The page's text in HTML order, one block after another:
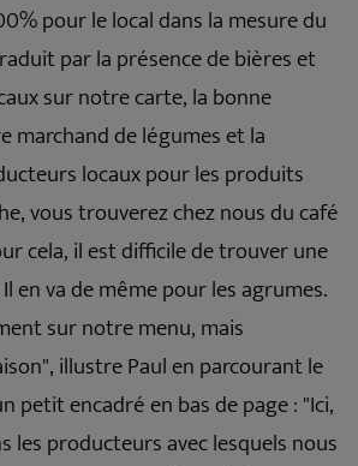
pour le local dans la mesure du
par la présence de bières et
sur notre carte, la bonne
marchand de légumes et la
locaux pour les produits
vous trouverez chez nous du café
cela, il est difficile de trouver une
en va de même pour les agrumes.
sur notre menu, mais
illustre Paul en parcourant le
petit encadré en bas de page : "Ici,
les producteurs avec lesquels nous